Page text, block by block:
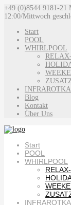
+49 (0)8544 9181-21
12:00/Mittwoch
Start
POOL
WHIRLPOOL
Blog
Kontakt
Über Uns
Start
POOL
WHIRLPOOL